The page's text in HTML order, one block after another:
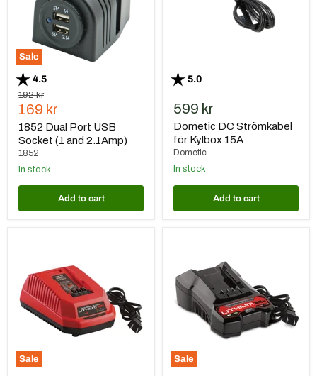
Sale
2.1Amp)
Rating:
4.5
Original
price
192 kr
Current
price
169 kr
1852 Dual Port USB
Socket (1 and 2.1Amp)
1852
In stock
Add to cart
Rating:
5.0
599 kr
Dometic DC Strömkabel
för Kylbox 15A
Dometic
In stock
Add to cart
Sale
Laddare
Sale
Laddare